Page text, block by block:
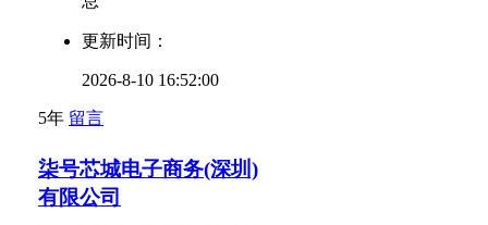
更新时间：
2026-8-10 16:52:00
5年 留言
柒号芯城电子商务(深圳)
有限公司